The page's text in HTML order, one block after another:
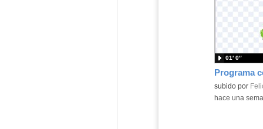
Contenido
subido por
01′ 0″
-hace una